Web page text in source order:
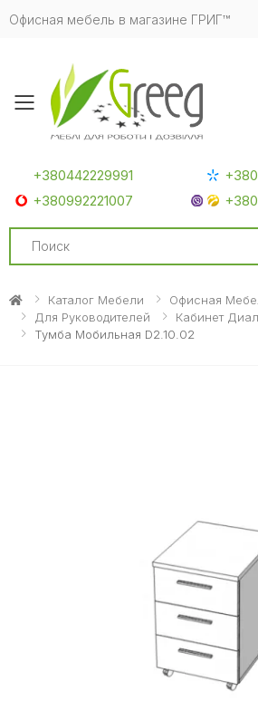
Офисная мебель в магазине ГРИГ™
Toggle mobile menu
+380442229991
+380992221007
Search
Каталог Мебели
Офисная
Для Руководителей
Кабинет
Тумба Мобильная D2.10.02